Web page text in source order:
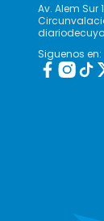
Av. Alem Sur
Siguenos en: